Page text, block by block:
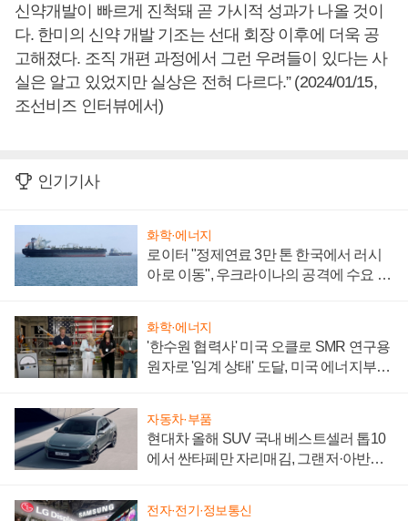
신약개발이 빠르게 진척돼 곧 가시적 성과가 나올 것이
다. 한미의 신약 개발 기조는 선대 회장 이후에 더욱 공
고해졌다. 조직 개편 과정에서 그런 우려들이 있다는 사
실은 알고 있었지만 실상은 전혀 다르다.” (2024/01/15,
조선비즈 인터뷰에서)
인기기사
화학·에너지
로이터 "정제연료 3만 톤 한국에서 러시
아로 이동", 우크라이나의 공격에 수요 늘
화학·에너지
'한수원 협력사' 미국 오클로 SMR 연구용
원자로 '임계 상태' 도달, 미국 에너지부
자동차·부품
현대차 올해 SUV 국내 베스트셀러 톱10
에서 싼타페만 자리매김, 그랜저·아반떼
전자·전기·정보통신